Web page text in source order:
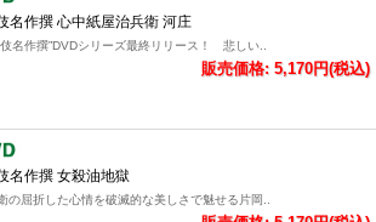
名作撰 心中紙屋治兵衛 河庄
伎名作撰”DVDシリーズ最終リリース！ 悲しい..
販売価格: 5,170円(税込)
名作撰 女殺油地獄
の屈折した心情を破滅的な美しさで魅せる片岡..